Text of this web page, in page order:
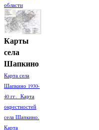
области
Карты
села
Шапкино
Карта села
Шапкино 1930-
40 гг. Карта
окрестностей
села Шапкино.
Карта